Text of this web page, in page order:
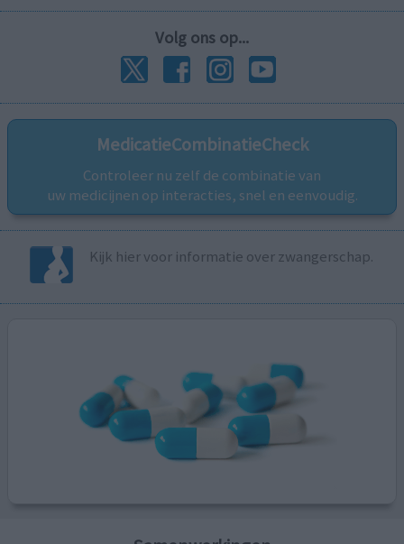
Volg ons op...
MedicatieCombinatieCheck
Controleer nu zelf de combinatie van
uw medicijnen op interacties, snel en eenvoudig.
Kijk hier voor informatie over zwangerschap.